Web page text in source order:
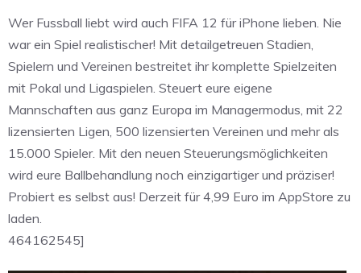
Wer Fussball liebt wird auch FIFA 12 für iPhone lieben. Nie
war ein Spiel realistischer! Mit detailgetreuen Stadien,
Spielern und Vereinen bestreitet ihr komplette Spielzeiten
mit Pokal und Ligaspielen. Steuert eure eigene
Mannschaften aus ganz Europa im Managermodus, mit 22
lizensierten Ligen, 500 lizensierten Vereinen und mehr als
15.000 Spieler. Mit den neuen Steuerungsmöglichkeiten
wird eure Ballbehandlung noch einzigartiger und präziser!
Probiert es selbst aus! Derzeit für 4,99 Euro im AppStore zu
laden.
464162545]